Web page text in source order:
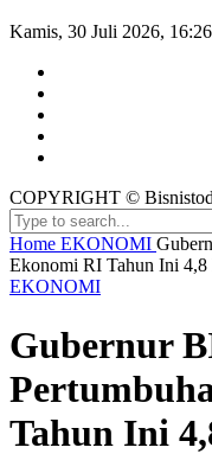
Kamis, 30 Juli 2026, 16:26
COPYRIGHT ©
Home EKONOMI
Ekonomi RI Tahun Ini 4,8
EKONOMI
Gubernur
Tahun Ini